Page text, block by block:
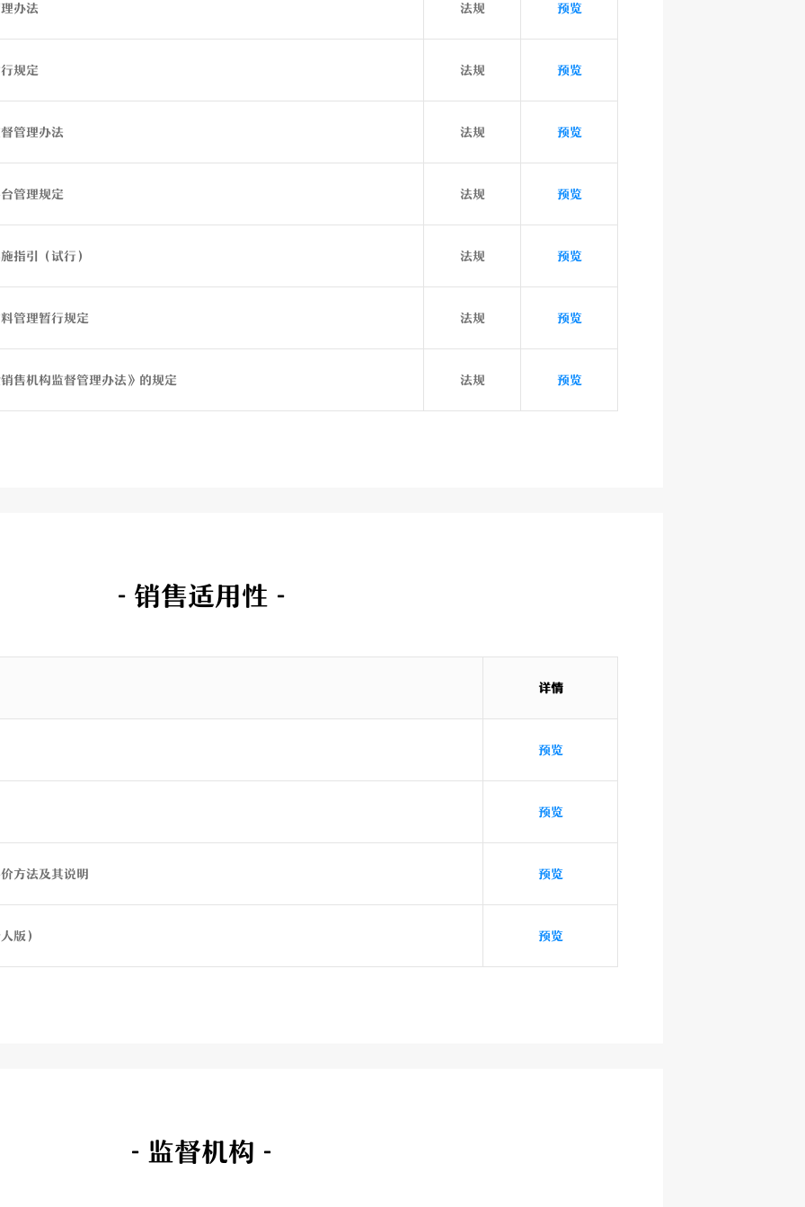
办法 法规 预览
规定 法规 预览
管理办法 法规 预览
管理规定 法规 预览
指引（试行） 法规 预览
管理暂行规定 法规 预览
售机构监督管理办法》的规定 法规 预览
- 销售适用性 -
详情
预览
预览
方法及其说明 预览
版） 预览
- 监督机构 -